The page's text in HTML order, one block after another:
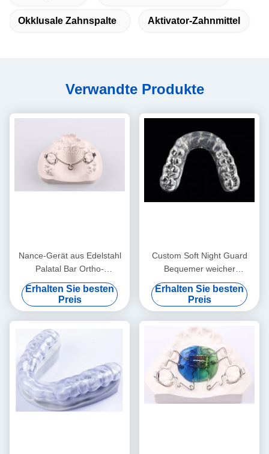
Okklusale Zahnspalte Aktivator-Zahnmittel
Verwandte Produkte
Nance-Gerät aus Edelstahl
Palatal Bar Ortho-
Funktionsgerät
Erhalten Sie besten
Preis
Custom Soft Night Guard
Bequemer weicher
Mundschutz zum Schlafen
Erhalten Sie besten
Preis